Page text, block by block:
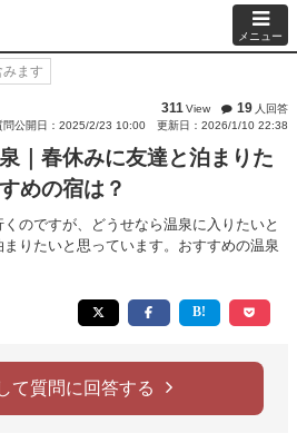
メニュー
ます
311View 19 人回答
問公開日：2025/2/23 10:00
更新日：2026/1/10 22:38
｜春休みに友達と泊まりた
めの宿は？
のですが、どうせなら温泉に入りたいと
りたいと思っています。おすすめの温泉
て質問に回答する